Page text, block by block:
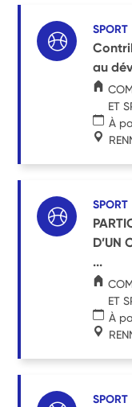
SPORT
au
ET
À
SPORT
D’UN
...
ET
À
SPORT